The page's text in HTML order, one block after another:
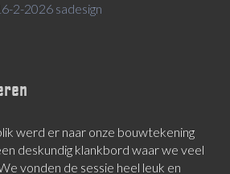
2-2026 sadesign
werd er naar onze bouwtekening
deskundig klankbord waar we veel
vonden de sessie heel leuk en